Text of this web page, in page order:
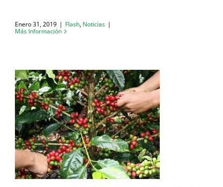
Enero 31, 2019 | Flash, Noticias |
Más Información